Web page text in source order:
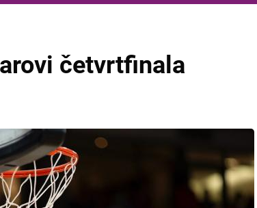
četvrtfinala